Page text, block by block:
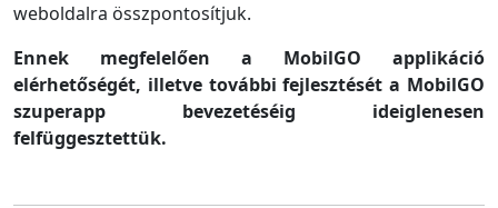
weboldalra összpontosítjuk.
Ennek megfelelően a MobilGO applikáció
elérhetőségét, illetve további fejlesztését a MobilGO
szuperapp bevezetéséig ideiglenesen
felfüggesztettük.